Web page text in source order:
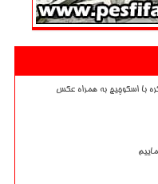
با اسکوچیچ به همراه عکس